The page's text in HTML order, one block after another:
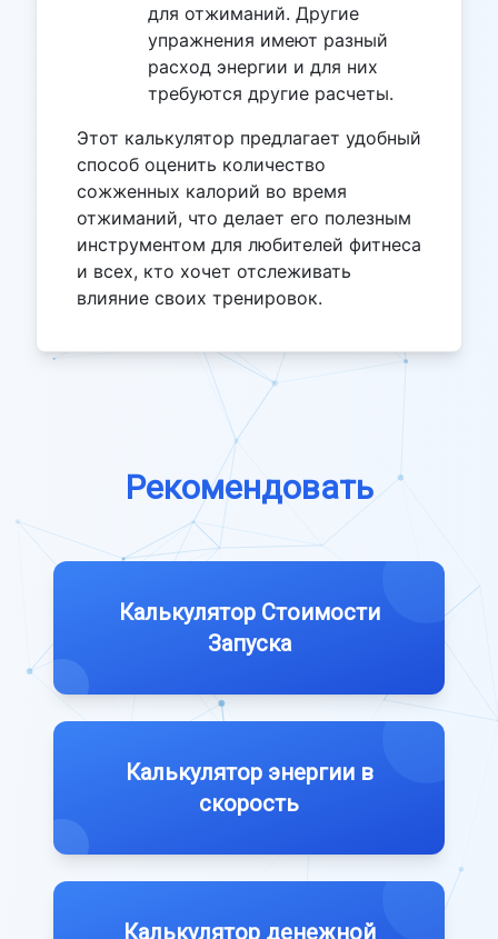
для отжиманий. Другие
упражнения имеют разный
расход энергии и для них
требуются другие расчеты.
Этот калькулятор предлагает удобный
способ оценить количество
сожженных калорий во время
отжиманий, что делает его полезным
инструментом для любителей фитнеса
и всех, кто хочет отслеживать
влияние своих тренировок.
Рекомендовать
Калькулятор Стоимости
Запуска
Калькулятор энергии в
скорость
Калькулятор денежной